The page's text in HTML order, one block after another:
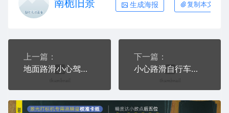
南栀旧景 生成海报 复制本文链接
上一篇：
地面路滑小心驾驶交通标志公共标志
下一篇：
小心路滑自行车易打滑交通标志公共标志